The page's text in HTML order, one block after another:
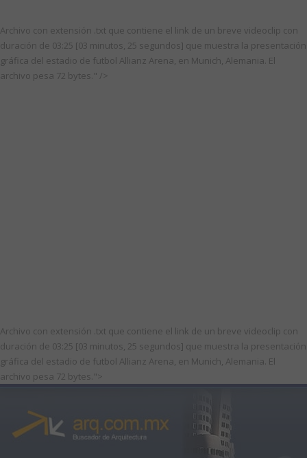
Archivo con extensión .txt que contiene el link de un breve videoclip con
duración de 03:25 [03 minutos, 25 segundos] que muestra la presentación
gráfica del estadio de futbol Allianz Arena, en Munich, Alemania. El
archivo pesa 72 bytes." />
Archivo con extensión .txt que contiene el link de un breve videoclip con
duración de 03:25 [03 minutos, 25 segundos] que muestra la presentación
gráfica del estadio de futbol Allianz Arena, en Munich, Alemania. El
archivo pesa 72 bytes.">